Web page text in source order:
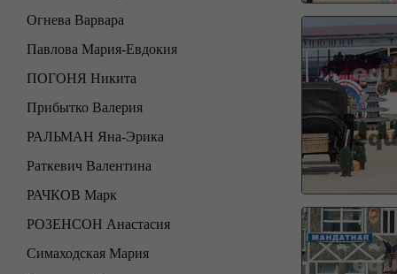
Огнева Варвара
Павлова Мария-Евдокия
ПОГОНЯ Никита
Прибытко Валерия
РАЛЬМАН Яна-Эрика
Раткевич Валентина
РАЧКОВ Марк
РОЗЕНСОН Анастасия
Симаходская Мария